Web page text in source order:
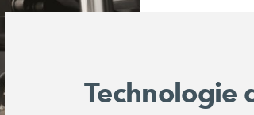
Technologie